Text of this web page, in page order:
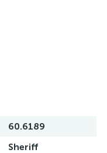
60.6189
Sheriff